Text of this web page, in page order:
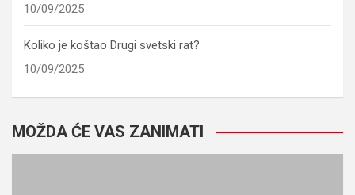
10/09/2025
Koliko je koštao Drugi svetski rat?
10/09/2025
MOŽDA ĆE VAS ZANIMATI